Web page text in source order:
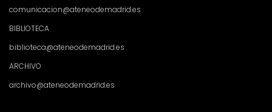
comunicacion@ateneodemadrid.es
BIBLIOTECA
biblioteca@ateneodemadrid.es
ARCHIVO
archivo@ateneodemadrid.es